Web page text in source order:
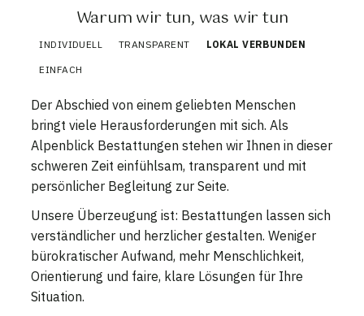
Warum wir tun, was wir tun
INDIVIDUELL TRANSPARENT LOKAL VERBUNDEN
EINFACH
Der Abschied von einem geliebten Menschen
bringt viele Herausforderungen mit sich. Als
Alpenblick Bestattungen stehen wir Ihnen in dieser
schweren Zeit einfühlsam, transparent und mit
persönlicher Begleitung zur Seite.
Unsere Überzeugung ist: Bestattungen lassen sich
verständlicher und herzlicher gestalten. Weniger
bürokratischer Aufwand, mehr Menschlichkeit,
Orientierung und faire, klare Lösungen für Ihre
Situation.